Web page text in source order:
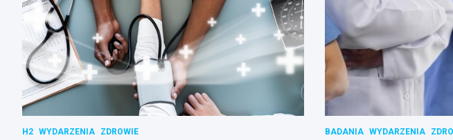
H2 WYDARZENIA ZDROWIE BADANIA WYDARZENIA